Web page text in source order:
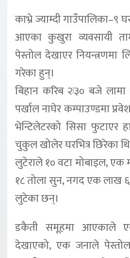
काभ्रे ज्याम्दी गाउँपालिका–९
आएका कुखुरा व्यवसायी
पेस्तोल देखाएर नियन्त्रणमा
गरेका हुन्।
बिहान करिब २ः३० बजे
पर्खाल नाघेर कम्पाउण्डमा
भेन्टिलेटरको सिसा फुटाएर
चुकुल खोलेर घरभित्र छिरेका
लुटेराले १० वटा मोबाइल, एक
१८ तोला सुन, नगद एक लाख
लुटेका छन्।
डकैती समूहमा आएकाले
देखाएको, एक जनाले